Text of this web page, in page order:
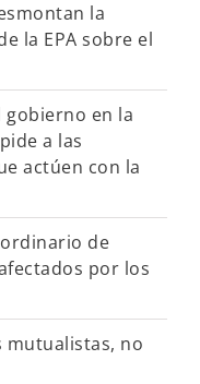
la
la EPA sobre el
gobierno en la
a las
actúen con la
de
por los
mutualistas, no